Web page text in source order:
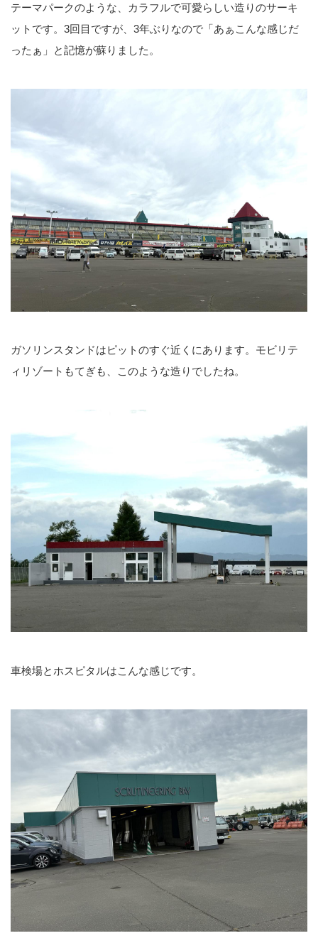
テーマパークのような、カラフルで可愛らしい造りのサーキ
ットです。3回目ですが、3年ぶりなので「あぁこんな感じだ
ったぁ」と記憶が蘇りました。
ガソリンスタンドはピットのすぐ近くにあります。モビリテ
ィリゾートもてぎも、このような造りでしたね。
車検場とホスピタルはこんな感じです。